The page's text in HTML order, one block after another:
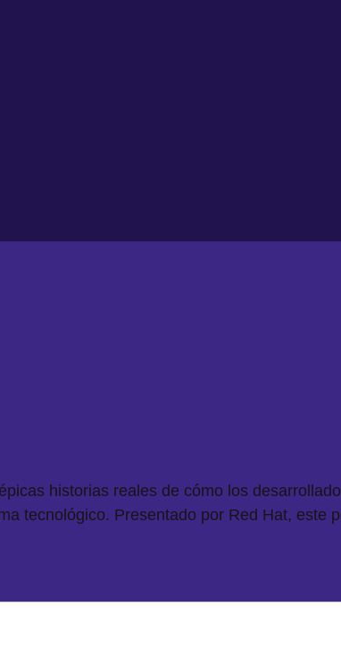
historias reales de cómo los
tecnológico. Presentado por Red Hat, este